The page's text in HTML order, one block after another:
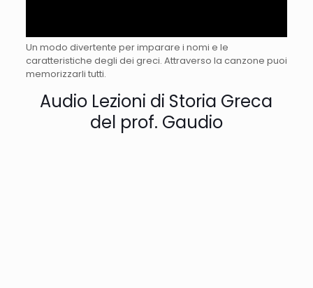
Un modo divertente per imparare i nomi e le
caratteristiche degli dei greci. Attraverso la canzone puoi
memorizzarli tutti.
Audio Lezioni di Storia Greca
del prof. Gaudio